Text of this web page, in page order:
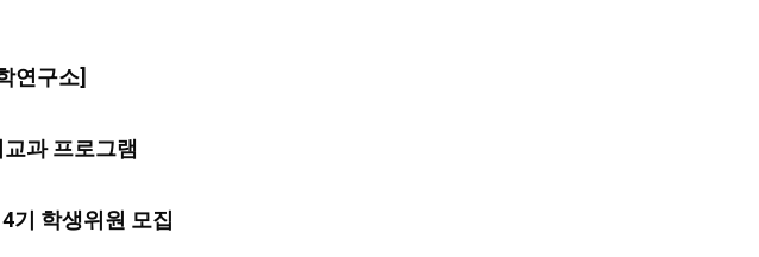
연구소]
과 프로그램
기 학생위원 모집